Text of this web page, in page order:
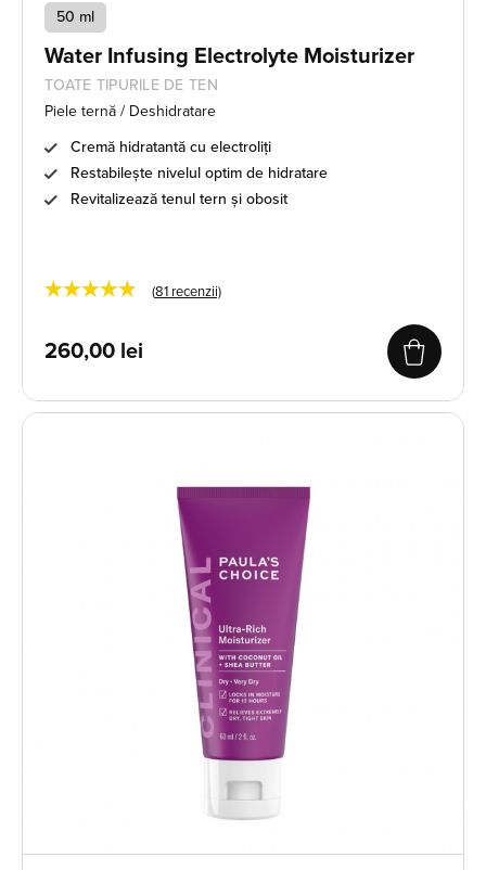
50 ml
Water Infusing Electrolyte Moisturizer
TOATE TIPURILE DE TEN
Piele ternă / Deshidratare
Cremă hidratantă cu electroliți
Restabilește nivelul optim de hidratare
Revitalizează tenul tern și obosit
★★★★★ (81 recenzii)
260,00 lei